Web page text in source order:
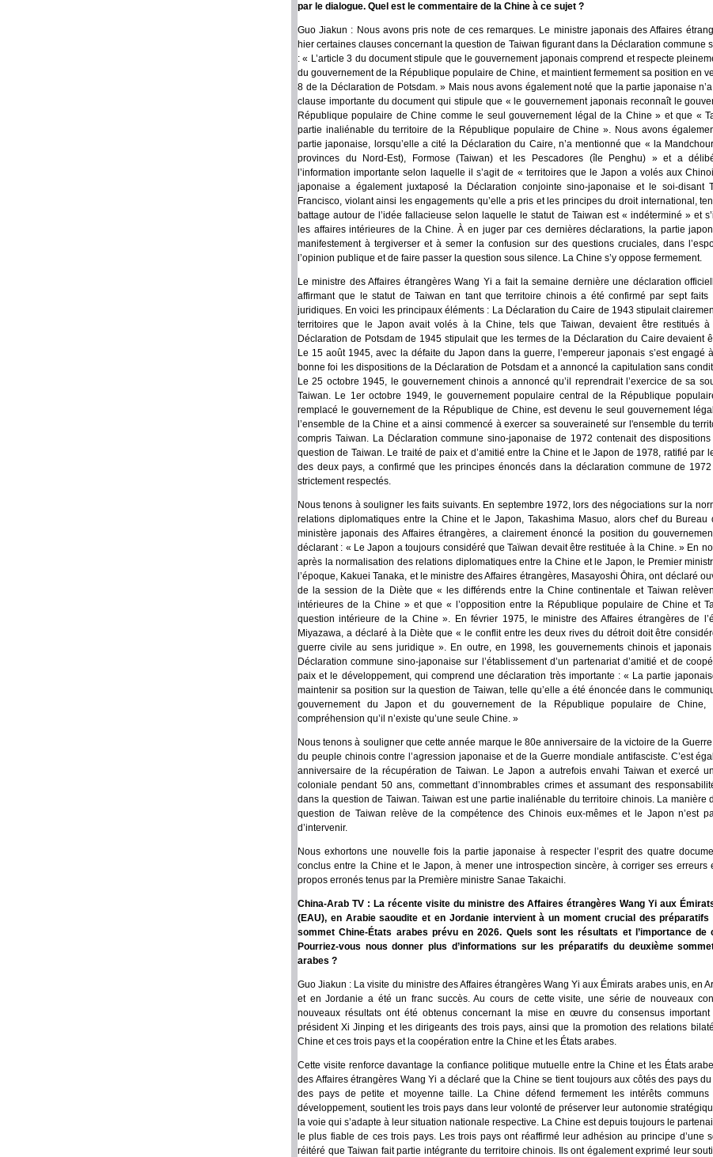
par le dialogue. Quel est le commentaire de la Chine à ce sujet ?
Guo Jiakun : Nous avons pris note de ces remarques. Le ministre japonais des Affaires
hier certaines clauses concernant la question de Taiwan figurant dans la Déclaration commune
: « L’article 3 du document stipule que le gouvernement japonais comprend et respecte
du gouvernement de la République populaire de Chine, et maintient fermement sa position en
8 de la Déclaration de Potsdam. » Mais nous avons également noté que la partie japonaise
clause importante du document qui stipule que « le gouvernement japonais reconnaît le
République populaire de Chine comme le seul gouvernement légal de la Chine » et que «
partie inaliénable du territoire de la République populaire de Chine ». Nous avons
partie japonaise, lorsqu’elle a cité la Déclaration du Caire, n’a mentionné que « la
provinces du Nord-Est), Formose (Taiwan) et les Pescadores (île Penghu) » et a
l’information importante selon laquelle il s’agit de « territoires que le Japon a volés aux
japonaise a également juxtaposé la Déclaration conjointe sino-japonaise et le soi-disant
Francisco, violant ainsi les engagements qu’elle a pris et les principes du droit international,
battage autour de l’idée fallacieuse selon laquelle le statut de Taiwan est « indéterminé » et
les affaires intérieures de la Chine. À en juger par ces dernières déclarations, la partie
manifestement à tergiverser et à semer la confusion sur des questions cruciales, dans
l’opinion publique et de faire passer la question sous silence. La Chine s’y oppose fermement.
Le ministre des Affaires étrangères Wang Yi a fait la semaine dernière une déclaration
affirmant que le statut de Taiwan en tant que territoire chinois a été confirmé par sept faits
juridiques. En voici les principaux éléments : La Déclaration du Caire de 1943 stipulait
territoires que le Japon avait volés à la Chine, tels que Taiwan, devaient être restitués
Déclaration de Potsdam de 1945 stipulait que les termes de la Déclaration du Caire devaient
Le 15 août 1945, avec la défaite du Japon dans la guerre, l’empereur japonais s’est engagé
bonne foi les dispositions de la Déclaration de Potsdam et a annoncé la capitulation sans
Le 25 octobre 1945, le gouvernement chinois a annoncé qu’il reprendrait l’exercice de sa
Taiwan. Le 1er octobre 1949, le gouvernement populaire central de la République
remplacé le gouvernement de la République de Chine, est devenu le seul gouvernement
l’ensemble de la Chine et a ainsi commencé à exercer sa souveraineté sur l'ensemble du
compris Taiwan. La Déclaration commune sino-japonaise de 1972 contenait des
question de Taiwan. Le traité de paix et d’amitié entre la Chine et le Japon de 1978, ratifié par
des deux pays, a confirmé que les principes énoncés dans la déclaration commune de
strictement respectés.
Nous tenons à souligner les faits suivants. En septembre 1972, lors des négociations sur la
relations diplomatiques entre la Chine et le Japon, Takashima Masuo, alors chef du Bureau
ministère japonais des Affaires étrangères, a clairement énoncé la position du
déclarant : « Le Japon a toujours considéré que Taïwan devait être restituée à la Chine. » En
après la normalisation des relations diplomatiques entre la Chine et le Japon, le Premier
l’époque, Kakuei Tanaka, et le ministre des Affaires étrangères, Masayoshi Ōhira, ont déclaré
de la session de la Diète que « les différends entre la Chine continentale et Taiwan
intérieures de la Chine » et que « l’opposition entre la République populaire de Chine et
question intérieure de la Chine ». En février 1975, le ministre des Affaires étrangères de
Miyazawa, a déclaré à la Diète que « le conflit entre les deux rives du détroit doit être
guerre civile au sens juridique ». En outre, en 1998, les gouvernements chinois et
Déclaration commune sino-japonaise sur l’établissement d’un partenariat d’amitié et de
paix et le développement, qui comprend une déclaration très importante : « La partie
maintenir sa position sur la question de Taiwan, telle qu’elle a été énoncée dans le
gouvernement du Japon et du gouvernement de la République populaire de Chine,
compréhension qu’il n’existe qu’une seule Chine. »
Nous tenons à souligner que cette année marque le 80e anniversaire de la victoire de la
du peuple chinois contre l’agression japonaise et de la Guerre mondiale antifasciste. C’est
anniversaire de la récupération de Taiwan. Le Japon a autrefois envahi Taiwan et exercé
coloniale pendant 50 ans, commettant d’innombrables crimes et assumant des
dans la question de Taiwan. Taiwan est une partie inaliénable du territoire chinois. La manière
question de Taiwan relève de la compétence des Chinois eux-mêmes et le Japon n’est
d’intervenir.
Nous exhortons une nouvelle fois la partie japonaise à respecter l’esprit des quatre
conclus entre la Chine et le Japon, à mener une introspection sincère, à corriger ses erreurs
propos erronés tenus par la Première ministre Sanae Takaichi.
China-Arab TV : La récente visite du ministre des Affaires étrangères Wang Yi aux
(EAU), en Arabie saoudite et en Jordanie intervient à un moment crucial des préparatifs
sommet Chine-États arabes prévu en 2026. Quels sont les résultats et l’importance de
Pourriez-vous nous donner plus d’informations sur les préparatifs du deuxième
arabes ?
Guo Jiakun : La visite du ministre des Affaires étrangères Wang Yi aux Émirats arabes unis, en
et en Jordanie a été un franc succès. Au cours de cette visite, une série de nouveaux
nouveaux résultats ont été obtenus concernant la mise en œuvre du consensus
président Xi Jinping et les dirigeants des trois pays, ainsi que la promotion des relations
Chine et ces trois pays et la coopération entre la Chine et les États arabes.
Cette visite renforce davantage la confiance politique mutuelle entre la Chine et les États
des Affaires étrangères Wang Yi a déclaré que la Chine se tient toujours aux côtés des pays
des pays de petite et moyenne taille. La Chine défend fermement les intérêts
développement, soutient les trois pays dans leur volonté de préserver leur autonomie
la voie qui s’adapte à leur situation nationale respective. La Chine est depuis toujours le
le plus fiable de ces trois pays. Les trois pays ont réaffirmé leur adhésion au principe d’une
réitéré que Taiwan fait partie intégrante du territoire chinois. Ils ont également exprimé leur